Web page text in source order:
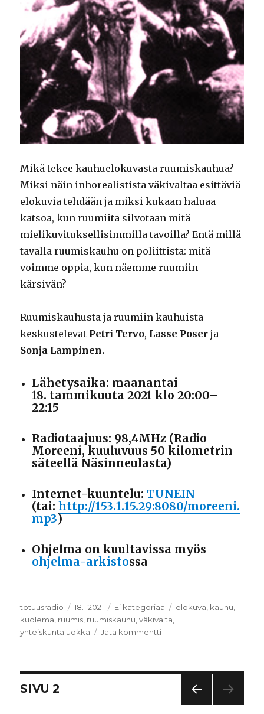
Mikä tekee kauhuelokuvasta ruumiskauhua?
Miksi näin inhorealistista väkivaltaa esittäviä
elokuvia tehdään ja miksi kukaan haluaa
katsoa, kun ruumiita silvotaan mitä
mielikuvituksellisimmilla tavoilla? Entä millä
tavalla ruumiskauhu on poliittista: mitä
voimme oppia, kun näemme ruumiin
kärsivän?
Ruumiskauhusta ja ruumiin kauhuista
keskustelevat Petri Tervo, Lasse Poser ja
Sonja Lampinen.
Lähetysaika: maanantai
18. tammikuuta 2021 klo 20:00–
22:15
Radiotaajuus: 98,4MHz (Radio
Moreeni, kuuluvuus 50 kilometrin
säteellä Näsinneulasta)
Internet-kuuntelu:TUNEIN
(tai:http://153.1.15.29:8080/moreeni.
mp3)
Ohjelma on kuultavissa myös
ohjelma-arkistossa
Kirjoittaja
totuusradio Julkaistu
18.1.2021 Kategoriat
Ei kategoriaa Avainsanat
elokuva kauhu
kuolema ruumis ruumiskauhu ,väkivalta
yhteiskuntaluokka
Jätä kommentti
Artikkelien
SIVU 2